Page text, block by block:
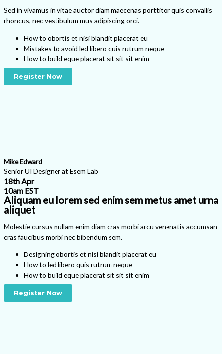
Sed in vivamus in vitae auctor diam maecenas porttitor quis convallis
rhoncus, nec vestibulum mus adipiscing orci.
How to obortis et nisi blandit placerat eu
Mistakes to avoid led libero quis rutrum neque
How to build eque placerat sit sit sit enim
Register Now
Mike Edward
Senior UI Designer at Esem Lab
18th Apr
10am EST
Aliquam eu lorem sed enim sem metus amet urna
aliquet
Molestie cursus nullam enim diam cras morbi arcu venenatis accumsan
cras faucibus morbi nec bibendum sem.
Designing obortis et nisi blandit placerat eu
How to led libero quis rutrum neque
How to build eque placerat sit sit sit enim
Register Now